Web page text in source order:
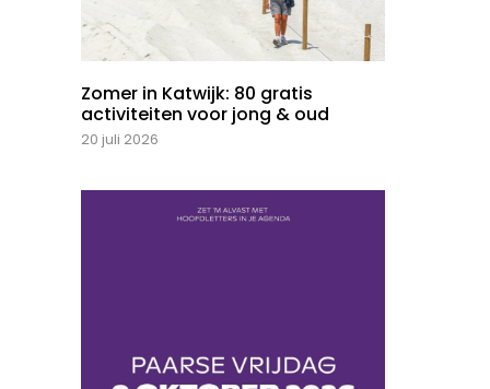
Zomer in Katwijk: 80 gratis
activiteiten voor jong & oud
20 juli 2026